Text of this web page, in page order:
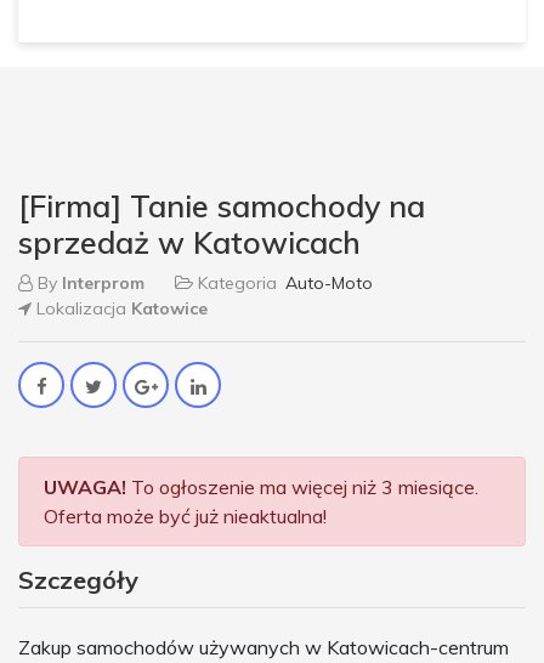
[Firma] Tanie samochody na
sprzedaż w Katowicach
By Interprom Kategoria Auto-Moto
Lokalizacja Katowice
UWAGA! To ogłoszenie ma więcej niż 3 miesiące.
Oferta może być już nieaktualna!
Szczegóły
Zakup samochodów używanych w Katowicach-centrum